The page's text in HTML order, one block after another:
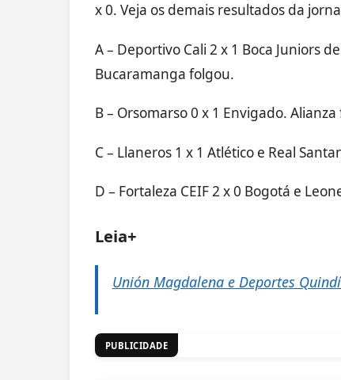
x 0. Veja os demais resultados da
A – Deportivo Cali 2 x 1 Boca Juniors
Bucaramanga folgou.
B – Orsomarso 0 x 1 Envigado.
C – Llaneros 1 x 1 Atlético e Real
D – Fortaleza CEIF 2 x 0 Bogotá e
Leia+
Unión Magdalena e Deportes
PUBLICIDADE